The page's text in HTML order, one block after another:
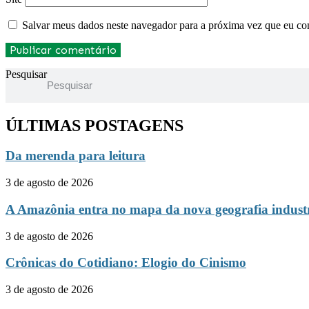
Salvar meus dados neste navegador para a próxima vez que eu
Pesquisar
ÚLTIMAS POSTAGENS
Da merenda para leitura
3 de agosto de 2026
A Amazônia entra no mapa da nova geografia
3 de agosto de 2026
Crônicas do Cotidiano: Elogio do Cinismo
3 de agosto de 2026